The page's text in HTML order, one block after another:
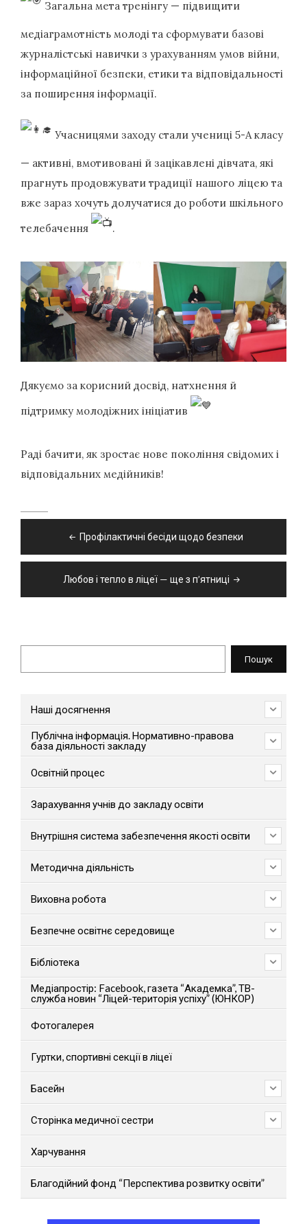
Загальна мета тренінгу — підвищити
медіаграмотність молоді та сформувати базові
журналістські навички з урахуванням умов війни,
інформаційної безпеки, етики та відповідальності
за поширення інформації.
Учасницями заходу стали учениці 5-А класу
— активні, вмотивовані й зацікавлені дівчата, які
прагнуть продовжувати традиції нашого ліцею та
вже зараз хочуть долучатися до роботи шкільного
телебачення
.
Дякуємо за корисний досвід, натхнення й
підтримку молодіжних ініціатив
Раді бачити, як зростає нове покоління свідомих і
відповідальних медійників!
записів Профілактичні бесіди щодо безпеки
Любов і тепло в ліцеї — ще з п’ятниці
Пошук
Наші досягнення
Публічна інформація. Нормативно-правова
база діяльності закладу
Освітній процес
Зарахування учнів до закладу освіти
Внутрішня система забезпечення якості освіти
Методична діяльність
Виховна робота
Безпечне освітнє середовище
Бібліотека
Медіапростір: Facebook, газета “Академка”, ТВ-
служба новин “Ліцей-територія успіху” (ЮНКОР)
Фотогалерея
Гуртки, спортивні секції в ліцеї
Басейн
Сторінка медичної сестри
Харчування
Благодійний фонд “Перспектива розвитку освіти”